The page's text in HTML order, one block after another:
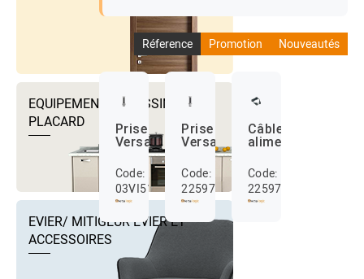
EQUIPEMENTS DRESSING ET
PLACARD
EVIER/ MITIGEUR EVIER ET
ACCESSOIRES
Réference Promotion Nouveautés
Prise
Versaelite
Code:
03VI5103AL11F
Prise
VersaPull
Code:
22597005
Câble
alimentation
Code:
22597003